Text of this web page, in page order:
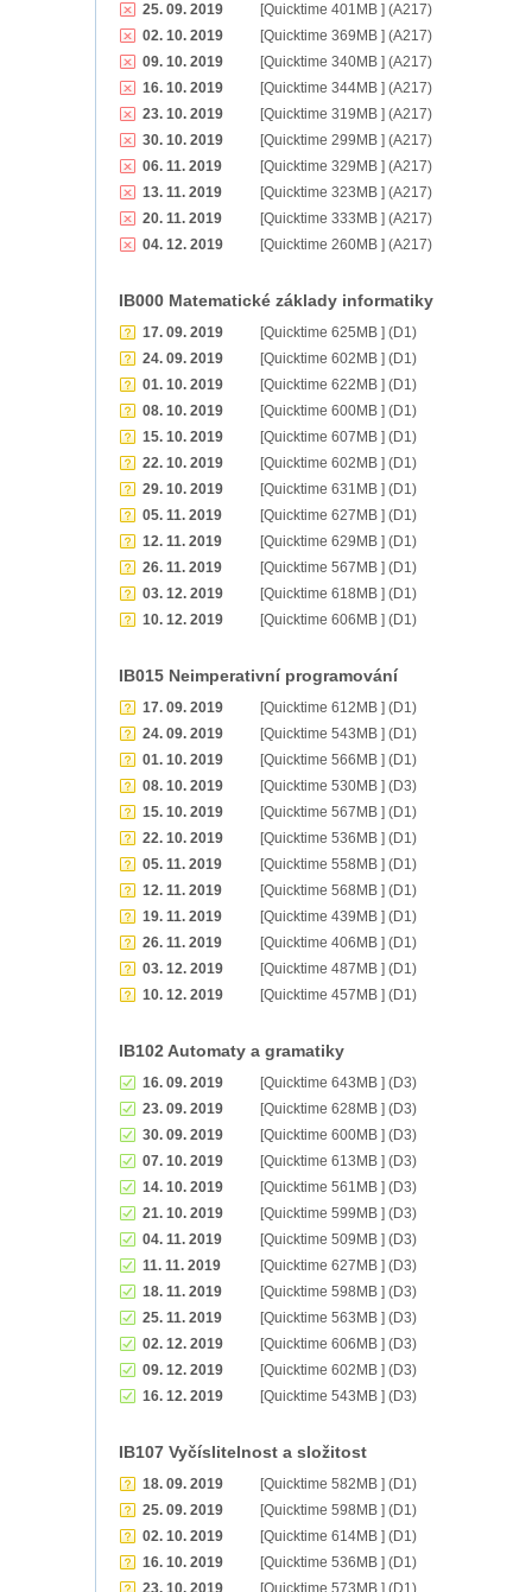
25. 09. 2019
[Quicktime 401MB ] (A217)
02. 10. 2019
[Quicktime 369MB ] (A217)
09. 10. 2019
[Quicktime 340MB ] (A217)
16. 10. 2019
[Quicktime 344MB ] (A217)
23. 10. 2019
[Quicktime 319MB ] (A217)
30. 10. 2019
[Quicktime 299MB ] (A217)
06. 11. 2019
[Quicktime 329MB ] (A217)
13. 11. 2019
[Quicktime 323MB ] (A217)
20. 11. 2019
[Quicktime 333MB ] (A217)
04. 12. 2019
[Quicktime 260MB ] (A217)
IB000 Matematické základy informatiky
17. 09. 2019
[Quicktime 625MB ] (D1)
24. 09. 2019
[Quicktime 602MB ] (D1)
01. 10. 2019
[Quicktime 622MB ] (D1)
08. 10. 2019
[Quicktime 600MB ] (D1)
15. 10. 2019
[Quicktime 607MB ] (D1)
22. 10. 2019
[Quicktime 602MB ] (D1)
29. 10. 2019
[Quicktime 631MB ] (D1)
05. 11. 2019
[Quicktime 627MB ] (D1)
12. 11. 2019
[Quicktime 629MB ] (D1)
26. 11. 2019
[Quicktime 567MB ] (D1)
03. 12. 2019
[Quicktime 618MB ] (D1)
10. 12. 2019
[Quicktime 606MB ] (D1)
IB015 Neimperativní programování
17. 09. 2019
[Quicktime 612MB ] (D1)
24. 09. 2019
[Quicktime 543MB ] (D1)
01. 10. 2019
[Quicktime 566MB ] (D1)
08. 10. 2019
[Quicktime 530MB ] (D3)
15. 10. 2019
[Quicktime 567MB ] (D1)
22. 10. 2019
[Quicktime 536MB ] (D1)
05. 11. 2019
[Quicktime 558MB ] (D1)
12. 11. 2019
[Quicktime 568MB ] (D1)
19. 11. 2019
[Quicktime 439MB ] (D1)
26. 11. 2019
[Quicktime 406MB ] (D1)
03. 12. 2019
[Quicktime 487MB ] (D1)
10. 12. 2019
[Quicktime 457MB ] (D1)
IB102 Automaty a gramatiky
16. 09. 2019
[Quicktime 643MB ] (D3)
23. 09. 2019
[Quicktime 628MB ] (D3)
30. 09. 2019
[Quicktime 600MB ] (D3)
07. 10. 2019
[Quicktime 613MB ] (D3)
14. 10. 2019
[Quicktime 561MB ] (D3)
21. 10. 2019
[Quicktime 599MB ] (D3)
04. 11. 2019
[Quicktime 509MB ] (D3)
11. 11. 2019
[Quicktime 627MB ] (D3)
18. 11. 2019
[Quicktime 598MB ] (D3)
25. 11. 2019
[Quicktime 563MB ] (D3)
02. 12. 2019
[Quicktime 606MB ] (D3)
09. 12. 2019
[Quicktime 602MB ] (D3)
16. 12. 2019
[Quicktime 543MB ] (D3)
IB107 Vyčíslitelnost a složitost
18. 09. 2019
[Quicktime 582MB ] (D1)
25. 09. 2019
[Quicktime 598MB ] (D1)
02. 10. 2019
[Quicktime 614MB ] (D1)
16. 10. 2019
[Quicktime 536MB ] (D1)
23. 10. 2019
[Quicktime 573MB ] (D1)